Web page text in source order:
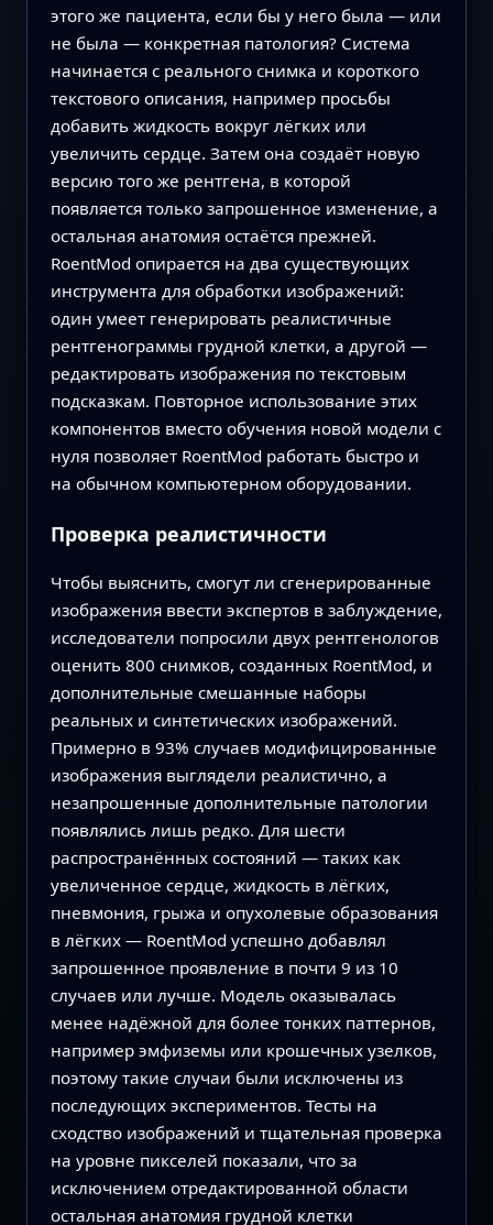
этого же пациента, если бы у него была — или
не была — конкретная патология? Система
начинается с реального снимка и короткого
текстового описания, например просьбы
добавить жидкость вокруг лёгких или
увеличить сердце. Затем она создаёт новую
версию того же рентгена, в которой
появляется только запрошенное изменение, а
остальная анатомия остаётся прежней.
RoentMod опирается на два существующих
инструмента для обработки изображений:
один умеет генерировать реалистичные
рентгенограммы грудной клетки, а другой —
редактировать изображения по текстовым
подсказкам. Повторное использование этих
компонентов вместо обучения новой модели с
нуля позволяет RoentMod работать быстро и
на обычном компьютерном оборудовании.
Проверка реалистичности
Чтобы выяснить, смогут ли сгенерированные
изображения ввести экспертов в заблуждение,
исследователи попросили двух рентгенологов
оценить 800 снимков, созданных RoentMod, и
дополнительные смешанные наборы
реальных и синтетических изображений.
Примерно в 93% случаев модифицированные
изображения выглядели реалистично, а
незапрошенные дополнительные патологии
появлялись лишь редко. Для шести
распространённых состояний — таких как
увеличенное сердце, жидкость в лёгких,
пневмония, грыжа и опухолевые образования
в лёгких — RoentMod успешно добавлял
запрошенное проявление в почти 9 из 10
случаев или лучше. Модель оказывалась
менее надёжной для более тонких паттернов,
например эмфиземы или крошечных узелков,
поэтому такие случаи были исключены из
последующих экспериментов. Тесты на
сходство изображений и тщательная проверка
на уровне пикселей показали, что за
исключением отредактированной области
остальная анатомия грудной клетки